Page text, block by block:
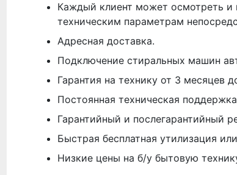
Каждый клиент может осмотреть и
техническим параметрам
Адресная доставка.
Подключение стиральных машин
Гарантия на технику от 3 месяцев
Постоянная техническая
Гарантийный и послегарантийный
Быстрая бесплатная утилизация
Низкие цены на б/у бытовую